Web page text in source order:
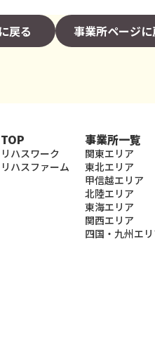
戻る 事業所ページに
TOP
リハスワーク
リハスファーム
事業所一覧
関東エリア
東北エリア
甲信越エリア
北陸エリア
東海エリア
関西エリア
四国・九州エ